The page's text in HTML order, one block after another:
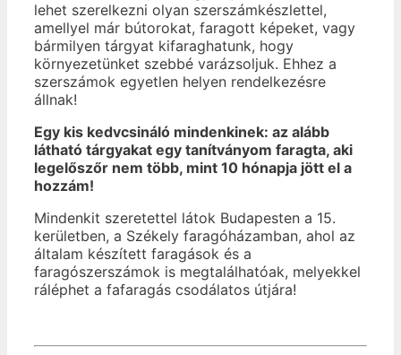
lehet szerelkezni olyan szerszámkészlettel,
amellyel már bútorokat, faragott képeket, vagy
bármilyen tárgyat kifaraghatunk, hogy
környezetünket szebbé varázsoljuk. Ehhez a
szerszámok egyetlen helyen rendelkezésre
állnak!
Egy kis kedvcsináló mindenkinek: az alább
látható tárgyakat egy tanítványom faragta, aki
legelőszőr nem több, mint 10 hónapja jött el a
hozzám!
Mindenkit szeretettel látok Budapesten a 15.
kerületben, a Székely faragóházamban, ahol az
általam készített faragások és a
faragószerszámok is megtalálhatóak, melyekkel
ráléphet a fafaragás csodálatos útjára!